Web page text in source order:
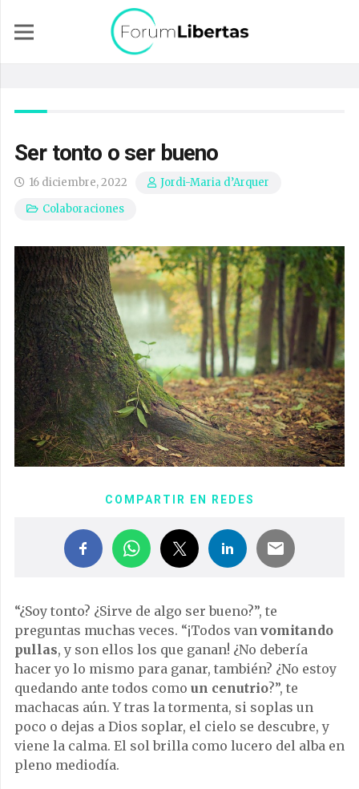
Ser tonto o ser bueno
16 diciembre, 2022
Jordi-Maria d’Arquer
Colaboraciones
COMPARTIR EN REDES
“¿Soy tonto? ¿Sirve de algo ser bueno?”, te
preguntas muchas veces. “¡Todos van vomitando
pullas, y son ellos los que ganan! ¿No debería
hacer yo lo mismo para ganar, también? ¿No estoy
quedando ante todos como un cenutrio?”, te
machacas aún. Y tras la tormenta, si soplas un
poco o dejas a Dios soplar, el cielo se descubre, y
viene la calma. El sol brilla como lucero del alba en
pleno mediodía.